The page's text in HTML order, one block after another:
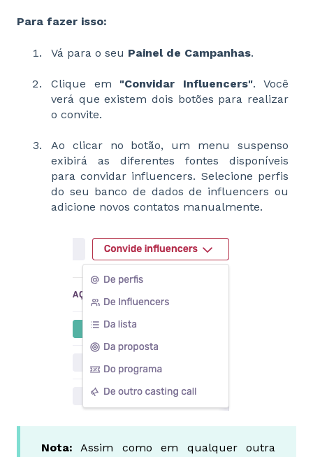
Para fazer isso:
Vá para o seu Painel de Campanhas.
Clique em "Convidar Influencers". Você
verá que existem dois botões para realizar
o convite.
Ao clicar no botão, um menu suspenso
exibirá as diferentes fontes disponíveis
para convidar influencers. Selecione perfis
do seu banco de dados de influencers ou
adicione novos contatos manualmente.
Nota: Assim como em qualquer outra